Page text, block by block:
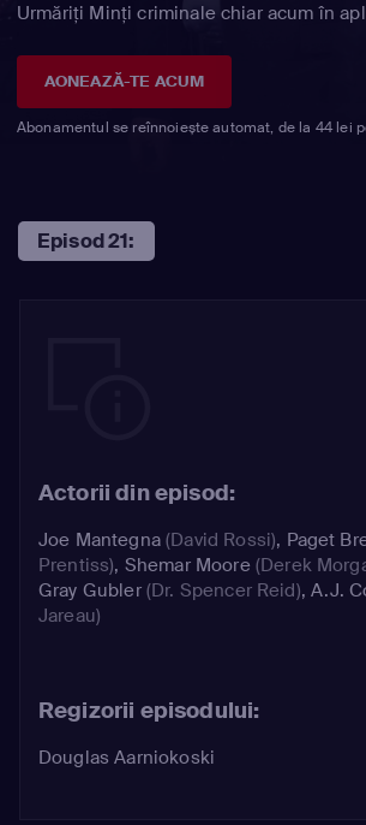
Urmăriți Minţi criminale chiar acum în
AONEAZĂ-TE ACUM
Abonamentul se reînnoiește automat, de la 44 lei
Episod 21:
Actorii din episod:
Joe Mantegna(David Rossi), Paget
Prentiss), Shemar Moore (Derek
Gray Gubler(Dr. Spencer Reid),A.J.
Jareau)
Regizorii episodului:
Douglas Aarniokoski